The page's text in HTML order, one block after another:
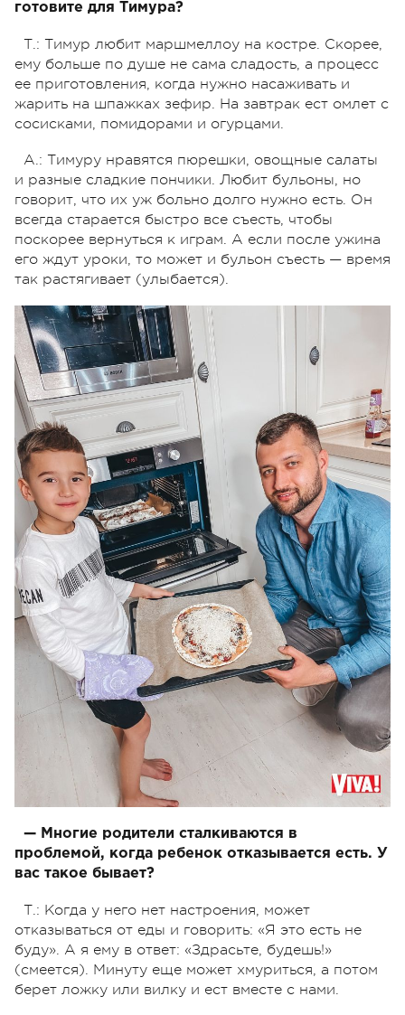
готовите для Тимура?
Т.: Тимур любит маршмеллоу на костре. Скорее,
ему больше по душе не сама сладость, а процесс
ее приготовления, когда нужно насаживать и
жарить на шпажках зефир. На завтрак ест омлет с
сосисками, помидорами и огурцами.
А.: Тимуру нравятся пюрешки, овощные салаты
и разные сладкие пончики. Любит бульоны, но
говорит, что их уж больно долго нужно есть. Он
всегда старается быстро все съесть, чтобы
поскорее вернуться к играм. А если после ужина
его ждут уроки, то может и бульон съесть — время
так растягивает (улыбается).
— Многие родители сталкиваются в
проблемой, когда ребенок отказывается есть. У
вас такое бывает?
Т.: Когда у него нет настроения, может
отказываться от еды и говорить: «Я это есть не
буду». А я ему в ответ: «Здрасьте, будешь!»
(смеется). Минуту еще может хмуриться, а потом
берет ложку или вилку и ест вместе с нами.